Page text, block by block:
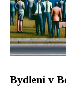
Bydlení v